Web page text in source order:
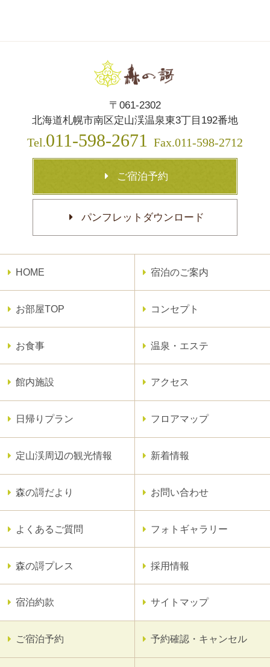
〒061-2302
北海道札幌市南区定山渓温泉東3丁目192番地
Tel.011-598-2671 Fax.011-598-2712
ご宿泊予約
パンフレットダウンロード
HOME 宿泊のご案内
お部屋TOP コンセプト
お食事 温泉・エステ
館内施設 アクセス
日帰りプラン フロアマップ
定山渓周辺の観光情報 新着情報
森の謌だより お問い合わせ
よくあるご質問 フォトギャラリー
森の謌プレス 採用情報
宿泊約款 サイトマップ
ご宿泊予約 予約確認・キャンセル